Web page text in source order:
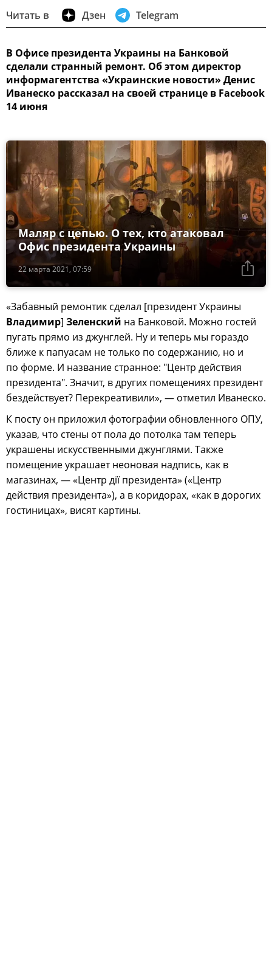
Читать в Дзен Telegram
В Офисе президента Украины на Банковой
сделали странный ремонт. Об этом директор
информагентства «Украинские новости» Денис
Иванеско рассказал на своей странице в Facebook
14 июня
22 марта 2021, 07:59
Маляр с цепью. О тех, кто атаковал
Офис президента Украины
«Забавный ремонтик сделал [президент Украины
Владимир] Зеленский на Банковой. Можно гостей
пугать прямо из джунглей. Ну и теперь мы гораздо
ближе к папуасам не только по содержанию, но и
по форме. И название странное: "Центр действия
президента". Значит, в других помещениях президент
бездействует? Перекреативили», — отметил Иванеско.
К посту он приложил фотографии обновленного ОПУ,
указав, что стены от пола до потолка там теперь
украшены искусственными джунглями. Также
помещение украшает неоновая надпись, как в
магазинах, — «Центр дiї президента» («Центр
действия президента»), а в коридорах, «как в дорогих
гостиницах», висят картины.